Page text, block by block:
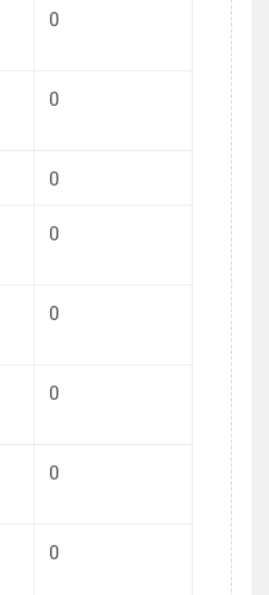
0
0
0
0
0
0
0
0